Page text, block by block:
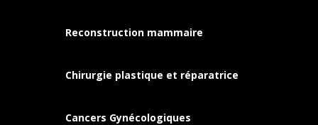
Reconstruction mammaire
Chirurgie plastique et réparatrice
Cancers Gynécologiques